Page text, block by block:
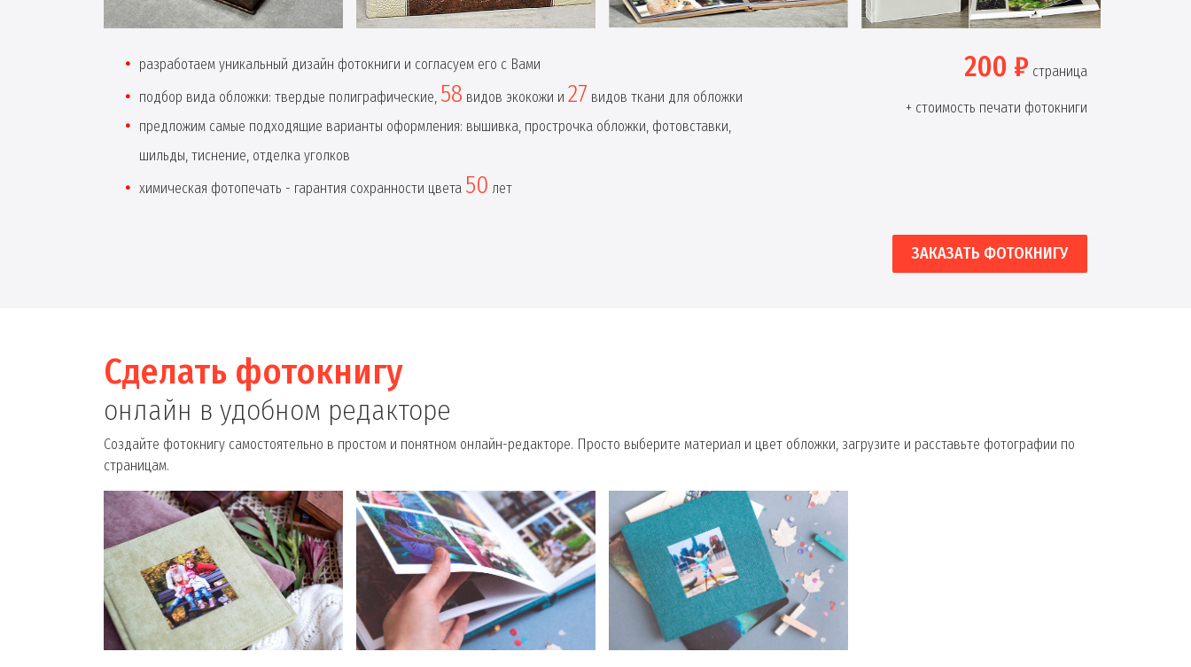
разработаем уникальный дизайн фотокниги и согласуем его с Вами
подбор вида обложки: твердые полиграфические, 58 видов экокожи и 27 видов ткани для обложки
предложим самые подходящие варианты оформления: вышивка, прострочка обложки, фотовставки,
шильды, тиснение, отделка уголков
химическая фотопечать - гарантия сохранности цвета 50 лет
200 ₽ страница
+ стоимость печати фотокниги
ЗАКАЗАТЬ ФОТОКНИГУ
Сделать фотокнигу
онлайн в удобном редакторе
Создайте фотокнигу самостоятельно в простом и понятном онлайн-редакторе. Просто выберите материал и цвет обложки, загрузите и расставьте фотографии по
страницам.